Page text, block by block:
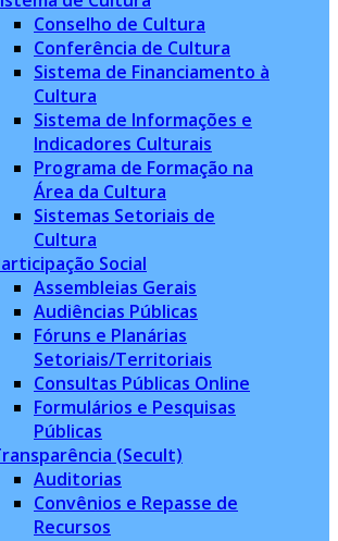
Conselho de Cultura
Conferência de Cultura
Sistema de Financiamento à
Cultura
Sistema de Informações e
Indicadores Culturais
Programa de Formação na
Área da Cultura
Sistemas Setoriais de
Cultura
Social
Assembleias Gerais
Audiências Públicas
Fóruns e Planárias
Setoriais/Territoriais
Consultas Públicas Online
Formulários e Pesquisas
Públicas
(Secult)
Auditorias
Convênios e Repasse de
Recursos